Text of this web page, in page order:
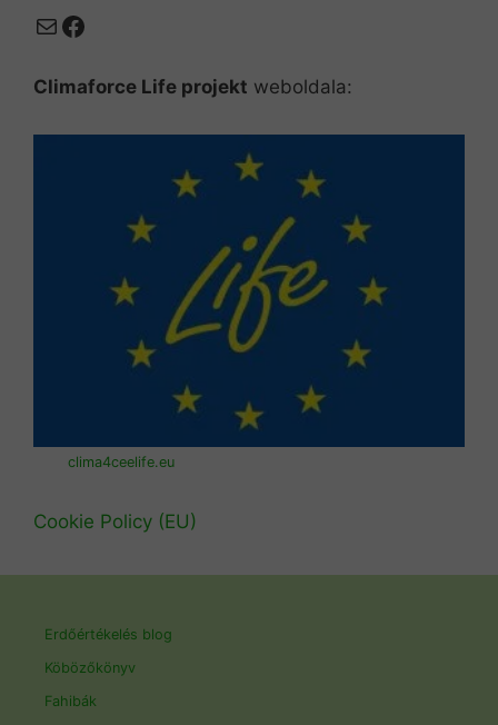
MailFacebook
Climaforce Life projekt weboldala:
clima4ceelife.eu
Cookie Policy (EU)
Erdőértékelés blog
Köbözőkönyv
Fahibák